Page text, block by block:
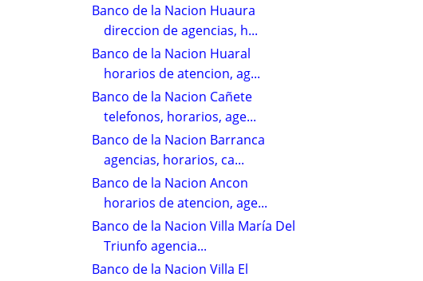
Banco de la Nacion Huaura
direccion de agencias, h...
Banco de la Nacion Huaral
horarios de atencion, ag...
Banco de la Nacion Cañete
telefonos, horarios, age...
Banco de la Nacion Barranca
agencias, horarios, ca...
Banco de la Nacion Ancon
horarios de atencion, age...
Banco de la Nacion Villa María Del
Triunfo agencia...
Banco de la Nacion Villa El